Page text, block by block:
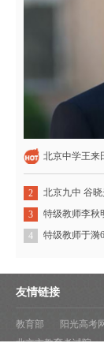
北京中学王来
2
北京九中 谷
3
特级教师李秋
4
特级教师于漪
友情链接
教育部 阳光高考